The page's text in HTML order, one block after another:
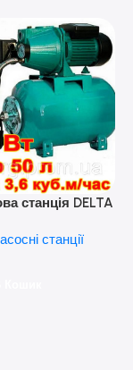
станція DELTA
станції